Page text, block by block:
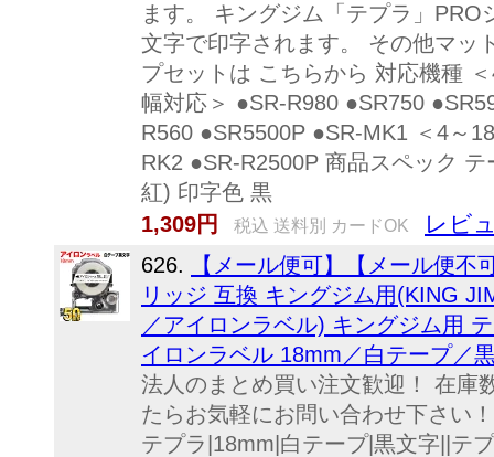
ます。 キングジム「テプラ」
文字で印字されます。 その他マッ
プセットは こちらから 対応機種
幅対応＞ ●SR-R980 ●SR750
R560 ●SR5500P ●SR-MK1 ＜4～
RK2 ●SR-R2500P 商品スペック
紅) 印字色 黒
1,309円
税込 送料別 カードOK レビ
626.
【メール便可】【メール便
リッジ 互換 キングジム用(KING
／アイロンラベル) キングジム用
イロンラベル 18mm／白テープ／
法人のまとめ買い注文歓迎！ 在庫
たらお気軽にお問い合わせ下さい
テプラ|18mm|白テープ|黒文字||テ